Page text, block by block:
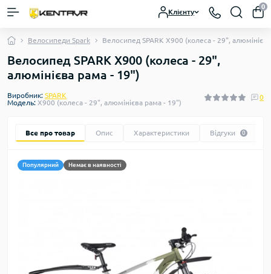
Клієнту
0
Велосипеди Spark Велосипед SPARK X900 (колеса - 29",
Велосипед SPARK X900 (колеса - 29",
алюмінієва рама - 19")
Виробник: SPARK
Модель: X900 (колеса - 29", алюмінієва рама - 19")
0
Все про товар Опис Характеристики Відгуки 0
Популярний Немає в наявності